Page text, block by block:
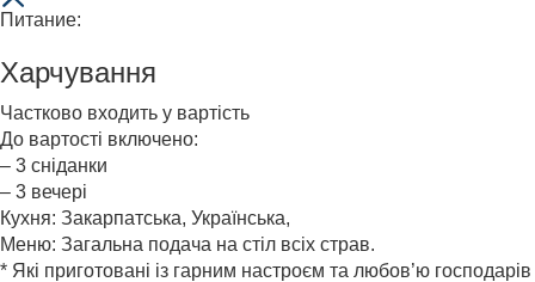
Питание:
Харчування
Частково входить у вартість
До вартості включено:
– 3 сніданки
– 3 вечері
Кухня: Закарпатська, Українська,
Меню: Загальна подача на стіл всіх страв.
* Які приготовані із гарним настроєм та любов’ю господарів